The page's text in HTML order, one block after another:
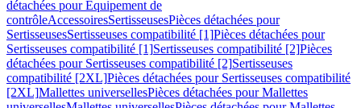
détachées pour Equipement de
contrôleAccessoiresSertisseusesPièces détachées pour
SertisseusesSertisseuses compatibilité [1]Pièces détachées pour
Sertisseuses compatibilité [1]Sertisseuses compatibilité [2]Pièces
détachées pour Sertisseuses compatibilité [2]Sertisseuses
compatibilité [2XL]Pièces détachées pour Sertisseuses compatibilité
[2XL]Mallettes universellesPièces détachées pour Mallettes